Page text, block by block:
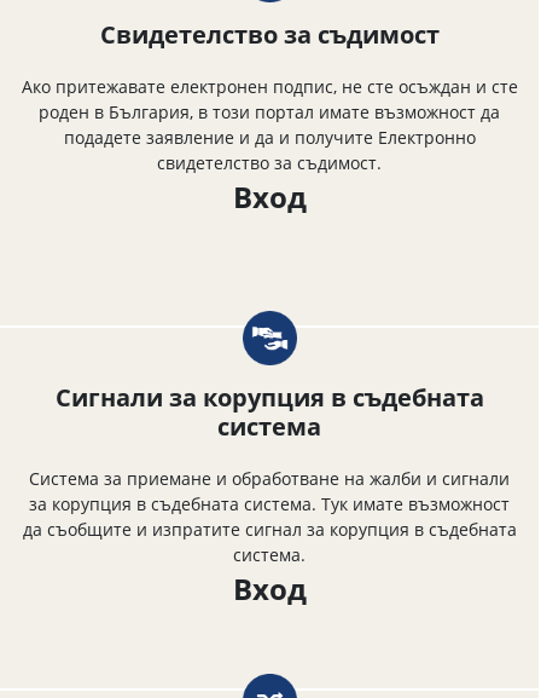
Свидетелство за съдимост
Ако притежавате електронен подпис, не сте осъждан и сте
роден в България, в този портал имате възможност да
подадете заявление и да и получите Електронно
свидетелство за съдимост.
Вход
Сигнали за корупция в съдебната
система
Система за приемане и обработване на жалби и сигнали
за корупция в съдебната система. Тук имате възможност
да съобщите и изпратите сигнал за корупция в съдебната
система.
Вход